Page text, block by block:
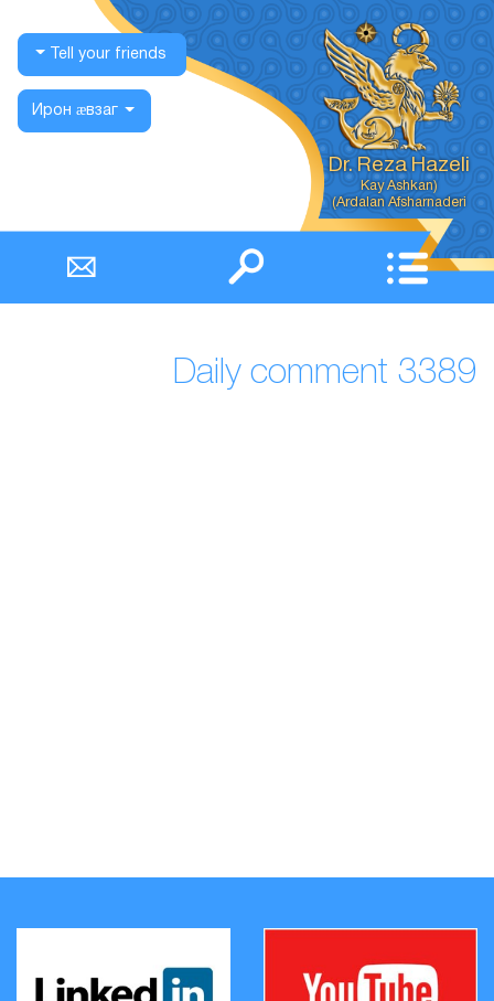
Dr. Reza Hazeli
Ardalan Afsharnaderi)
Tell your friends
Ирон ӕвзаг
Daily comment 3389